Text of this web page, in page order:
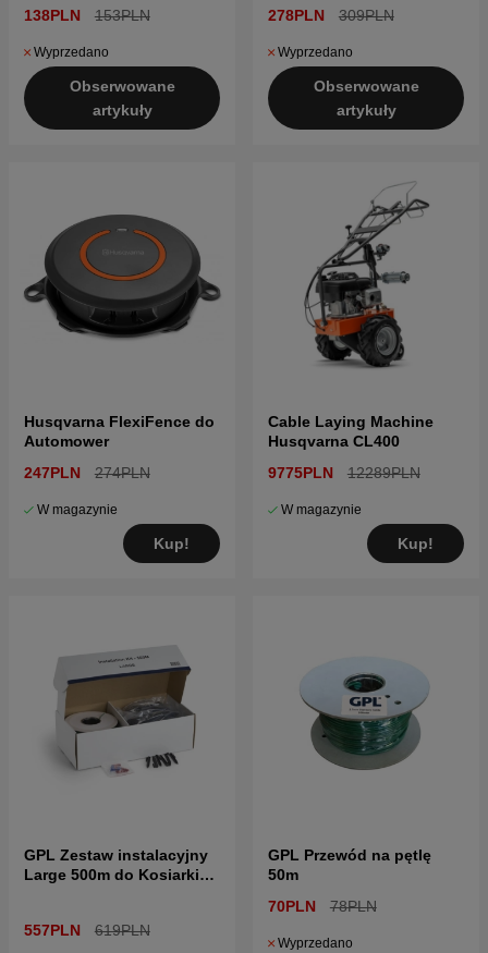
138PLN 153PLN
Wyprzedano
Obserwowane
artykuły
278PLN 309PLN
Wyprzedano
Obserwowane
artykuły
Husqvarna FlexiFence do
Automower
247PLN
274PLN
W magazynie
Kup!
Cable Laying Machine
Husqvarna CL400
9775PLN
12289PLN
W magazynie
Kup!
GPL Zestaw instalacyjny
Large 500m do Kosiarki
557PLN 619PLN
GPL Przewód na pętlę
50m
70PLN
78PLN
Wyprzedano